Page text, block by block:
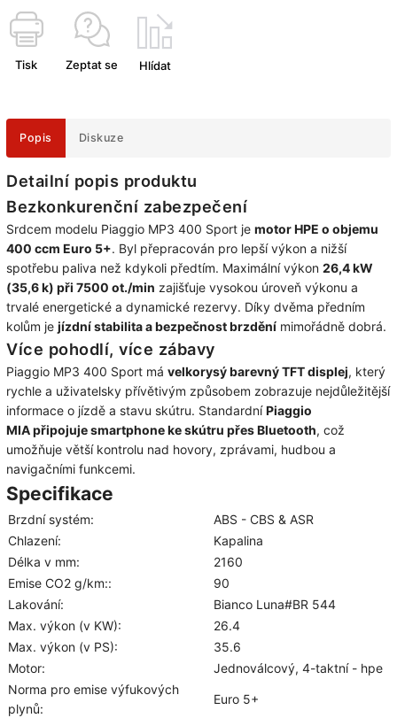
Tisk Zeptat se Hlídat
Popis Diskuze
Detailní popis produktu
Bezkonkurenční zabezpečení
Srdcem modelu Piaggio MP3 400 Sport je motor HPE o objemu
400 ccm Euro 5+. Byl přepracován pro lepší výkon a nižší
spotřebu paliva než kdykoli předtím. Maximální výkon 26,4 kW
(35,6 k) při 7500 ot./min zajišťuje vysokou úroveň výkonu a
trvalé energetické a dynamické rezervy. Díky dvěma předním
kolům je jízdní stabilita a bezpečnost brzdění mimořádně dobrá.
Více pohodlí, více zábavy
Piaggio MP3 400 Sport má velkorysý barevný TFT displej, který
rychle a uživatelsky přívětivým způsobem zobrazuje nejdůležitější
informace o jízdě a stavu skútru. Standardní Piaggio
MIApřipojuje smartphone ke skútru přes Bluetooth, což
umožňuje větší kontrolu nad hovory, zprávami, hudbou a
navigačními funkcemi.
Specifikace
Brzdní systém:
ABS - CBS & ASR
Chlazení:
Kapalina
Délka v mm:
2160
Emise CO2 g/km::
90
Lakování:
Bianco Luna#BR 544
Max. výkon (v KW):
26.4
Max. výkon (v PS):
35.6
Motor:
Jednoválcový, 4-taktní - hpe
Norma pro emise výfukových
plynů:
Euro 5+